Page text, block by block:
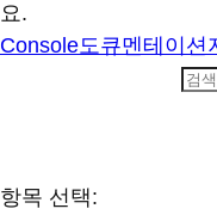
요.
Console도큐멘테이션
항목 선택: